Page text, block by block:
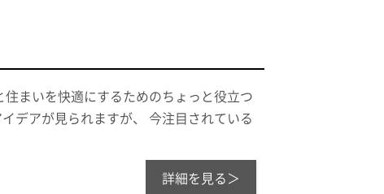
まいを快適にするためのちょっと役立つ
デアが見られますが、 今注目されている
詳細を見る＞